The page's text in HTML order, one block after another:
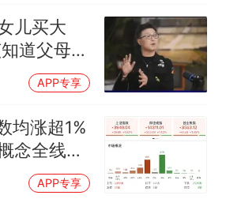
儿买大
道父母的
衣服80%
APP专享
均涨超1%
念全线走
APP专享